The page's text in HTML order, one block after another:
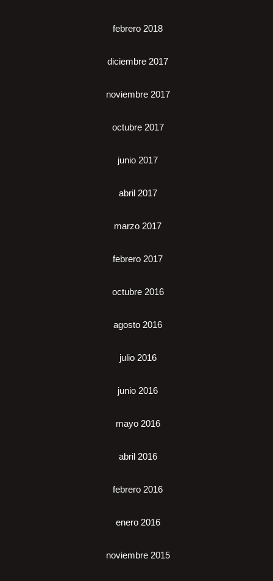
febrero 2018
diciembre 2017
noviembre 2017
octubre 2017
junio 2017
abril 2017
marzo 2017
febrero 2017
octubre 2016
agosto 2016
julio 2016
junio 2016
mayo 2016
abril 2016
febrero 2016
enero 2016
noviembre 2015